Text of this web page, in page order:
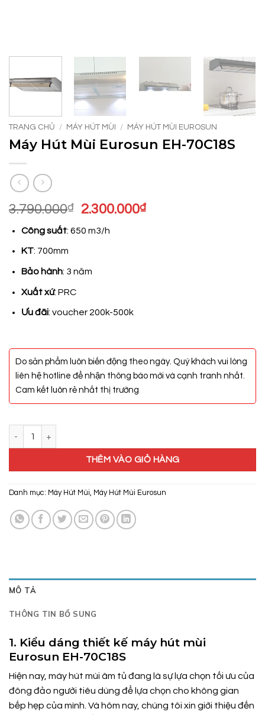
TRANG CHỦ / MÁY HÚT MÙI / MÁY HÚT MÙI EUROSUN
Máy Hút Mùi Eurosun EH-70C18S
3.790.000₫
Giá
là:
2.300.000₫Giá
Công suất: 650 m3/h
KT: 700mm
Bảo hành: 3 năm
Xuất xứ: PRC
Ưu đãi: voucher 200k-500k
Do sản phẩm luôn biến động theo ngày. Quý khách vui lòng
liên hệ hotline để nhận thông báo mới và cạnh tranh nhất.
Cam kết luôn rẻ nhất thị trường
THÊM VÀO GIỎ HÀNG
Danh mục: Máy Hút Mùi, Máy Hút Mùi Eurosun
MÔ TẢ
THÔNG TIN BỔ SUNG
1. Kiểu dáng thiết kế máy hút mùi
Eurosun EH-70C18S
Hiện nay, máy hút mùi âm tủ đang là sự lựa chọn tối ưu của
đông đảo người tiêu dùng để lựa chọn cho không gian
bếp hẹp của mình. Và hôm nay, chúng tôi xin giới thiệu đến